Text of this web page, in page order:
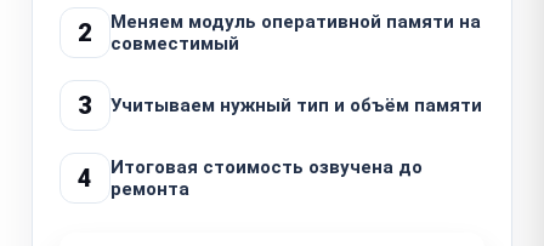
2
Меняем модуль оперативной памяти на
совместимый
3 Учитываем нужный тип и объём памяти
4
Итоговая стоимость озвучена до
ремонта